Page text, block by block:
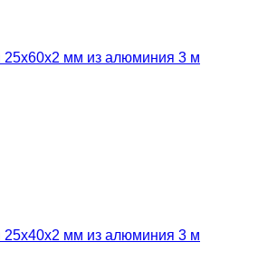
25х60х2 мм из алюминия 3 м
25х40х2 мм из алюминия 3 м